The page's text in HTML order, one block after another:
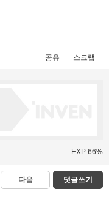
공유 스크랩
EXP 66%
다음 댓글쓰기